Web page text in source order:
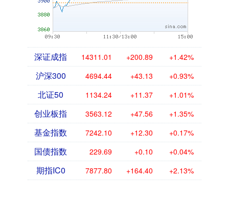
深证成指 14311.01 +200.89 +1.42%
沪深300 4694.44 +43.13 +0.93%
北证50 1134.24 +11.37 +1.01%
创业板指 3563.12 +47.56 +1.35%
基金指数 7242.10 +12.30 +0.17%
国债指数 229.69 +0.10 +0.04%
期指IC0 7877.80 +164.40 +2.13%